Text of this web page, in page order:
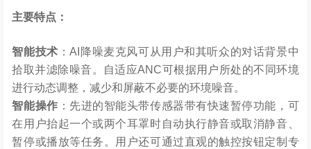
主要特点：
智能技术 ：AI降噪麦克风可从用户和其听众的对话背景中
拾取并滤除噪音。自适应ANC可根据用户所处的不同环境
进行动态调整，减少和屏蔽不必要的环境噪音。
智能操作 ：先进的智能头带传感器带有快速暂停功能，可
在用户抬起一个或两个耳罩时自动执行静音或取消静音、
暂停或播放等任务。用户还可通过直观的触控按钮定制专